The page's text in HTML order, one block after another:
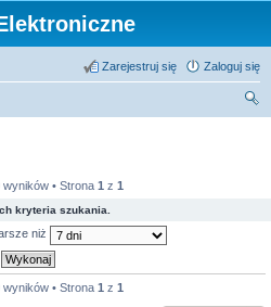
Zaloguj się
Zarejestruj się
• Strona 1 z 1
kryteria szukania.
niż
• Strona 1 z 1